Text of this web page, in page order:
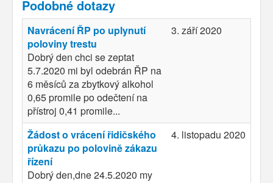
Podobné dotazy
Navrácení ŘP po uplynutí
poloviny trestu
Dobrý den chci se zeptat
5.7.2020 mi byl odebrán ŘP na
6 měsíců za zbytkový alkohol
0,65 promile po odečtení na
přístroj 0,41 promile...
3. září 2020
Žádost o vrácení řidičského
průkazu po polovině zákazu
řízení
Dobrý den,dne 24.5.2020 my
4. listopadu 2020